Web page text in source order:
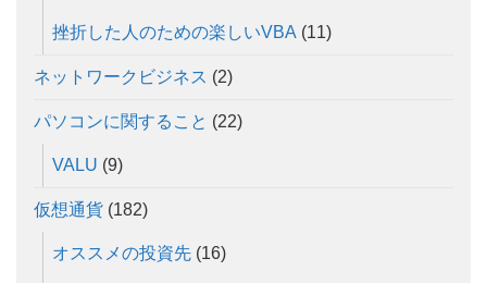
挫折した人のための楽しいVBA (11)
ネットワークビジネス (2)
パソコンに関すること (22)
VALU (9)
仮想通貨 (182)
オススメの投資先 (16)